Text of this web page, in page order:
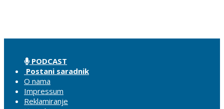
PODCAST
Postani saradnik
O nama
Impressum
Reklamiranje